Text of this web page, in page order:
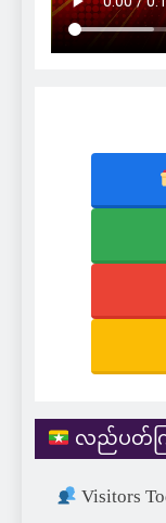
လည်ပတ်က
Visitors